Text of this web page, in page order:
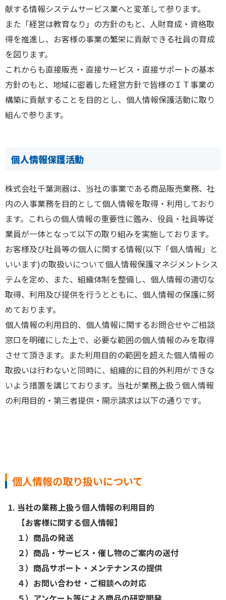
献する情報システムサービス業へと変革して参ります。
また「経営は教育なり」の方針のもと、人財育成・資格取
得を推進し、お客様の事業の繁栄に貢献できる社員の育成
を図ります。
これからも直接販売・直接サービス・直接サポートの基本
方針のもと、地域に密着した経営方針で皆様のＩＴ事業の
構築に貢献することを目的とし、個人情報保護活動に取り
組んで参ります。
個人情報保護活動
株式会社千葉測器は、当社の事業である商品販売業務、社
内の人事業務を目的として個人情報を取得・利用しており
ます。これらの個人情報の重要性に鑑み、役員・社員等従
業員が一体となって以下の取り組みを実施しております。
お客様及び社員等の個人に関する情報(以下「個人情報」と
いいます)の取扱いについて個人情報保護マネジメントシス
テムを定め、また、組織体制を整備し、個人情報の適切な
取得、利用及び提供を行うとともに、個人情報の保護に努
めております。
個人情報の利用目的、個人情報に関するお問合せやご相談
窓口を明確にした上で、必要な範囲の個人情報のみを取得
させて頂きます。また利用目的の範囲を超えた個人情報の
取扱いは行わないと同時に、組織的に目的外利用ができな
いよう措置を講じております。当社が業務上扱う個人情報
の利用目的・第三者提供・開示請求は以下の通りです。
個人情報の取り扱いについて
当社の業務上扱う個人情報の利用目的
【お客様に関する個人情報】
１）商品の発送
２）商品・サービス・催し物のご案内の送付
３）商品サポート・メンテナンスの提供
４）お問い合わせ・ご相談への対応